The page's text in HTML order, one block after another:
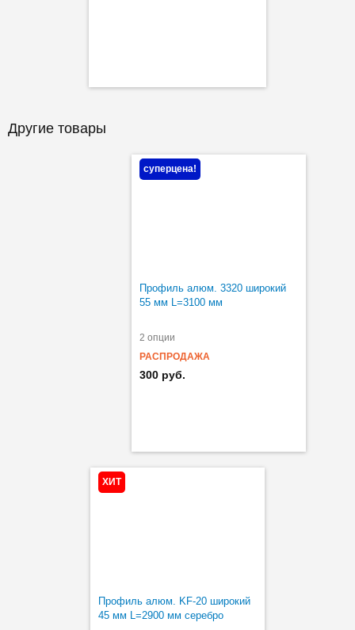
Другие товары
суперцена!
Профиль алюм. 3320 широкий
55 мм L=3100 мм
2 опции
РАСПРОДАЖА
300 руб.
ХИТ
Профиль алюм. KF-20 широкий
45 мм L=2900 мм серебро